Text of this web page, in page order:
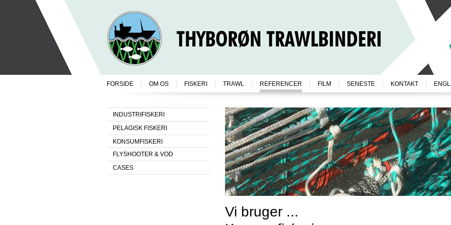
FORSIDE OM OS FISKERI TRAWL REFERENCER FILM SENESTE KONTAKT
INDUSTRIFISKERI
PELAGISK FISKERI
KONSUMFISKERI
FLYSHOOTER & VOD
CASES
Vi bruger ...